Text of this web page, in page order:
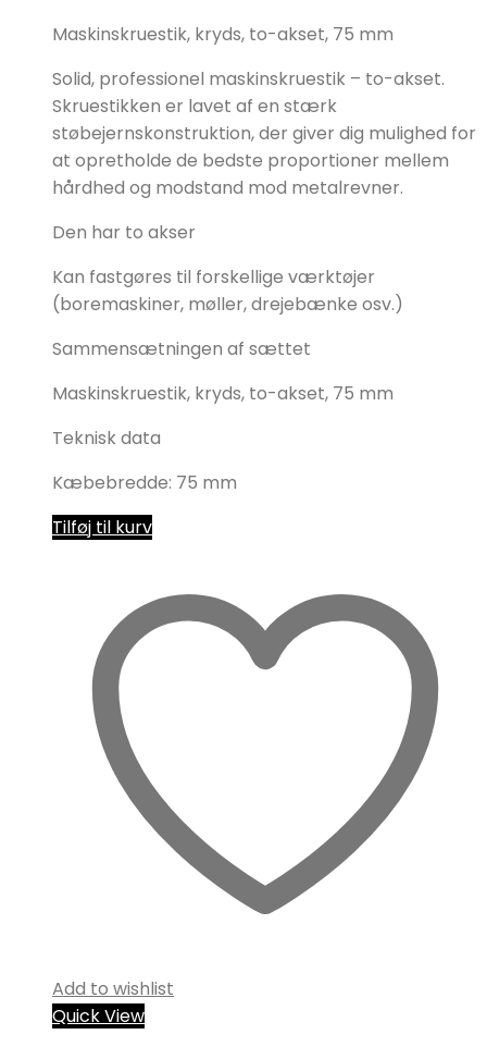
Maskinskruestik, kryds, to-akset, 75 mm
Solid, professionel maskinskruestik – to-akset.
Skruestikken er lavet af en stærk
støbejernskonstruktion, der giver dig mulighed for
at opretholde de bedste proportioner mellem
hårdhed og modstand mod metalrevner.
Den har to akser
Kan fastgøres til forskellige værktøjer
(boremaskiner, møller, drejebænke osv.)
Sammensætningen af sættet
Maskinskruestik, kryds, to-akset, 75 mm
Teknisk data
Kæbebredde: 75 mm
Tilføj til kurv
Add to wishlist
Quick View